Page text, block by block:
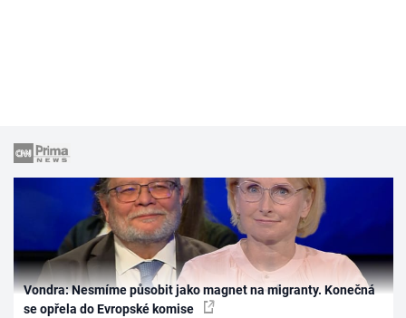
Vondra: Nesmíme působit jako magnet na migranty. Konečná
se opřela do Evropské komise